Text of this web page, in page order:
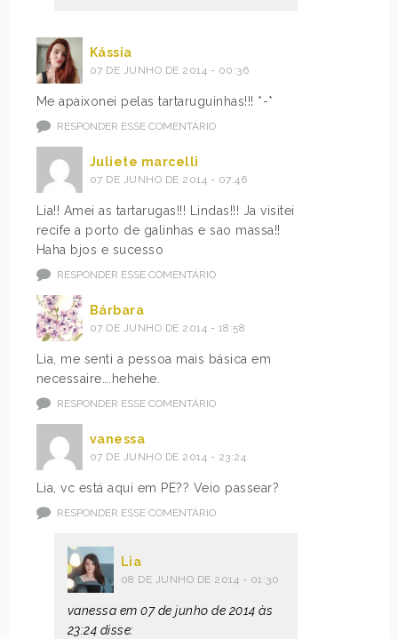
Kássia
07 DE JUNHO DE 2014 - 00:36
Me apaixonei pelas tartaruguinhas!!! *-*
RESPONDER ESSE COMENTÁRIO
Juliete marcelli
07 DE JUNHO DE 2014 - 07:46
Lia!! Amei as tartarugas!!! Lindas!!! Ja visitei
recife a porto de galinhas e sao massa!!
Haha bjos e sucesso
RESPONDER ESSE COMENTÁRIO
Bárbara
07 DE JUNHO DE 2014 - 18:58
Lia, me senti a pessoa mais básica em
necessaire….hehehe.
RESPONDER ESSE COMENTÁRIO
vanessa
07 DE JUNHO DE 2014 - 23:24
Lia, vc está aqui em PE?? Veio passear?
RESPONDER ESSE COMENTÁRIO
Lia
08 DE JUNHO DE 2014 - 01:30
vanessa em 07 de junho de 2014 às
23:24 disse: